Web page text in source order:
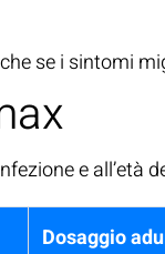
se i sintomi
e all’età
Dosaggio